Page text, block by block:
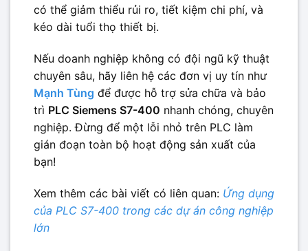
có thể giảm thiểu rủi ro, tiết kiệm chi phí, và
kéo dài tuổi thọ thiết bị.
Nếu doanh nghiệp không có đội ngũ kỹ thuật
chuyên sâu, hãy liên hệ các đơn vị uy tín như
Mạnh Tùng để được hỗ trợ sửa chữa và bảo
trì PLC Siemens S7-400 nhanh chóng, chuyên
nghiệp. Đừng để một lỗi nhỏ trên PLC làm
gián đoạn toàn bộ hoạt động sản xuất của
bạn!
Xem thêm các bài viết có liên quan: Ứng dụng
của PLC S7-400 trong các dự án công nghiệp
lớn